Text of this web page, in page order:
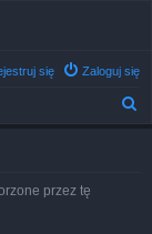
Zaloguj się
się
przez tę